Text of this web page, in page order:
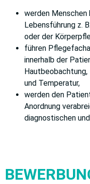
werden Menschen
Lebensführung z.
oder der
führen
innerhalb der
und Temperatur,
werden den
Anordnung
diagnostischen